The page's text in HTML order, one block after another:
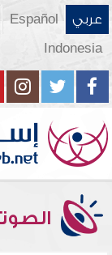
عربي Español
Indonesia